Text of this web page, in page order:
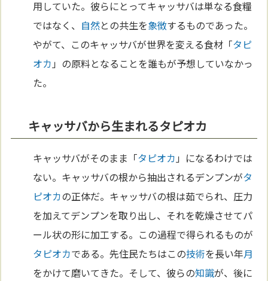
用していた。彼らにとってキャッサバは単なる食糧
ではなく、 自然との共生を象徴するものであった。
やがて、このキャッサバが世界を変える食材「タピ
オカ 」の原料となることを誰もが予想していなかっ
た。
キャッサバから生まれるタピオカ
キャッサバがそのまま「タピオカ 」になるわけでは
ない。キャッサバの根から抽出されるデンプンがタ
ピオカの正体だ。キャッサバの根は茹でられ、圧力
を加えてデンプンを取り出し、それを乾燥させてパ
ール状の形に加工する。この過程で得られるものが
タピオカである。先住民たちはこの技術を長い年月
をかけて磨いてきた。そして、彼らの知識が、後に